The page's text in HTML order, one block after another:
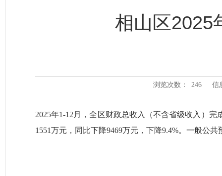
相山区2025
浏览次数： 246 信
2025年1-12 月 ，全区财政总收入（不含省级收入）完
1551万元 ，同比下降9469万元，下降9.4%。 一般公共